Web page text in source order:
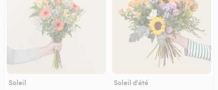
Soleil Soleil d'été